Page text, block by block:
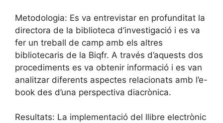
Metodologia: Es va entrevistar en profunditat la
directora de la biblioteca d’investigació i es va
fer un treball de camp amb els altres
bibliotecaris de la Biqfr. A través d’aquests dos
procediments es va obtenir informació i es van
analitzar diferents aspectes relacionats amb l’e-
book des d’una perspectiva diacrònica.
Resultats: La implementació del llibre electrònic